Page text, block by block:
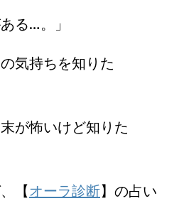
る…。」
気持ちを知りた
が怖いけど知りた
【オーラ診断】の占い